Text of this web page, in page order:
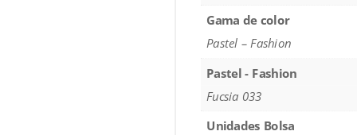
Gama de color
Pastel – Fashion
Pastel - Fashion
Fucsia 033
Unidades Bolsa